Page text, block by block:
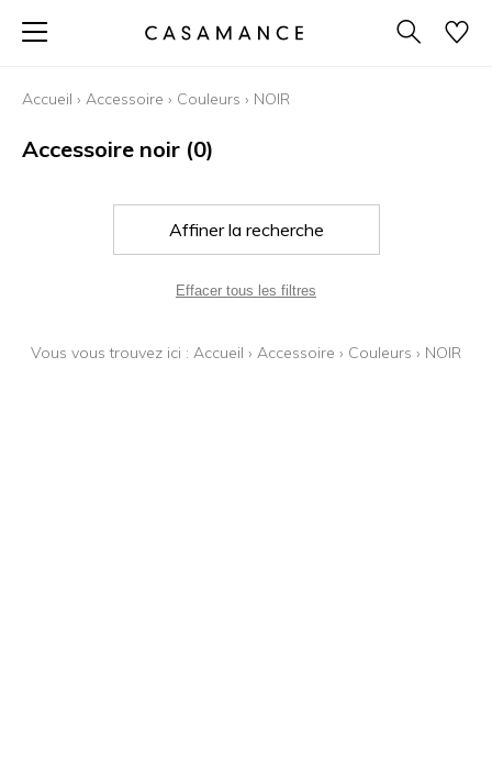
Accueil › Accessoire › Couleurs › NOIR
Accessoire noir (0)
Affiner la recherche
Effacer tous les filtres
Vous vous trouvez ici : Accueil › Accessoire › Couleurs › NOIR